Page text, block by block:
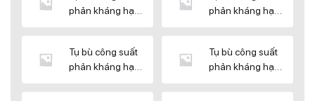
phản kháng hạ
phản kháng hạ
Tụ bù công suất
phản kháng hạ
Tụ bù công suất
phản kháng hạ